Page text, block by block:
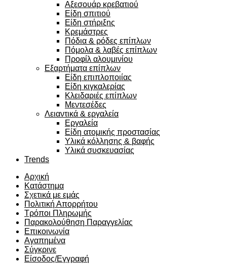
Αξεσουάρ κρεβατιού
Eίδη σπιτιού
Είδη στήριξης
Κρεμάστρες
Πόδια & ρόδες επίπλων
Πόμολα & λαβές επίπλων
Προφίλ αλουμινίου
Εξαρτήματα επίπλων
Είδη επιπλοποιίας
Είδη κιγκαλερίας
Κλειδαριές επίπλων
Μεντεσέδες
Λειαντικά & εργαλεία
Εργαλεία
Είδη ατομικής προστασίας
Υλικά κόλλησης & βαφής
Υλικά συσκευασίας
Trends
Αρχική
Κατάστημα
Σχετικά με εμάς
Πολιτική Απορρήτου
Τρόποι Πληρωμής
Παρακολούθηση Παραγγελίας
Επικοινωνία
Αγαπημένα
Σύγκρινε
Είσοδος/Εγγραφή